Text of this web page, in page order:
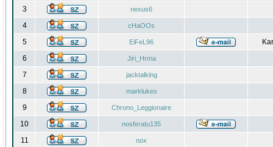
3 nexus6
4 cHaOOs
5 EiFeL96
6
Jiri_Hrma
7 jacktalking
8 marklukes
9 Chrono_Leggionaire
10 nosferatu135
11 nox